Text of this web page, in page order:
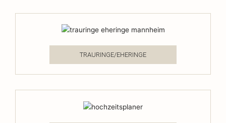
TRAURINGE/EHERINGE